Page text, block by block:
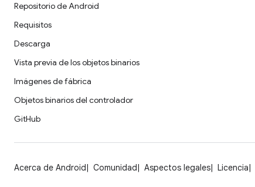
Repositorio de Android
Requisitos
Descarga
Vista previa de los objetos binarios
Imágenes de fábrica
Objetos binarios del controlador
GitHub
Acerca de Android Comunidad Aspectos legales Licencia